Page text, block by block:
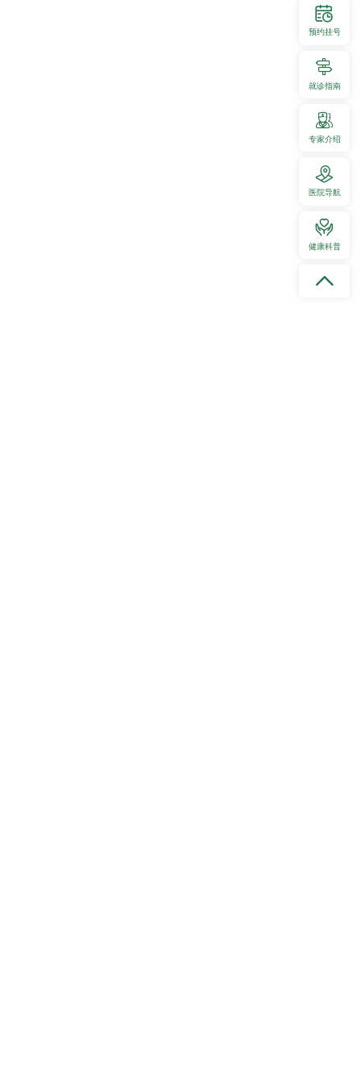
砺如歌。半个世纪以来，老党员始终坚守共产党人的
初心使命。在岗履职期间，大家恪尽职守勤勉实干主
学各项工作，为医院建设积淀了坚实基础。退休离岗
不变，始终心系医院发展大局，持续关心关注医院各项
正能量，以数十年如一日的坚守践行党员使命，为全
范。
一佩戴并颁发“光荣在党50年”纪念章。他与老党员亲
家的身体健康状况和日常生活情况，叮嘱老党员保重
既往关心支持医院高质量发展，持续为医院建设建言
光，一段奋斗史映照赤诚初心。我院将以此次活动为
献的宝贵精神财富，引导全院广大党员干部传承红色
工将以老党员为榜样，坚定理想信念，锤炼过硬作风，
热情，务实的工作举措，履职尽责，全力助推医院各
异成绩献礼中国共产党成立105周年。
预约挂号
就诊指南
专家介绍
医院导航
健康科普